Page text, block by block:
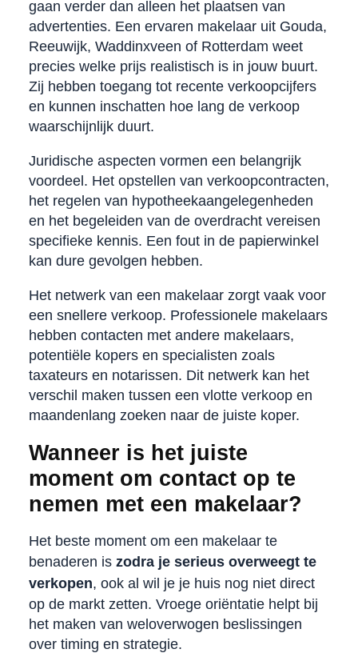
gaan verder dan alleen het plaatsen van
advertenties. Een ervaren makelaar uit Gouda,
Reeuwijk, Waddinxveen of Rotterdam weet
precies welke prijs realistisch is in jouw buurt.
Zij hebben toegang tot recente verkoopcijfers
en kunnen inschatten hoe lang de verkoop
waarschijnlijk duurt.
Juridische aspecten vormen een belangrijk
voordeel. Het opstellen van verkoopcontracten,
het regelen van hypotheekaangelegenheden
en het begeleiden van de overdracht vereisen
specifieke kennis. Een fout in de papierwinkel
kan dure gevolgen hebben.
Het netwerk van een makelaar zorgt vaak voor
een snellere verkoop. Professionele makelaars
hebben contacten met andere makelaars,
potentiële kopers en specialisten zoals
taxateurs en notarissen. Dit netwerk kan het
verschil maken tussen een vlotte verkoop en
maandenlang zoeken naar de juiste koper.
Wanneer is het juiste
moment om contact op te
nemen met een makelaar?
Het beste moment om een makelaar te
benaderen is zodra je serieus overweegt te
verkopen, ook al wil je je huis nog niet direct
op de markt zetten. Vroege oriëntatie helpt bij
het maken van weloverwogen beslissingen
over timing en strategie.